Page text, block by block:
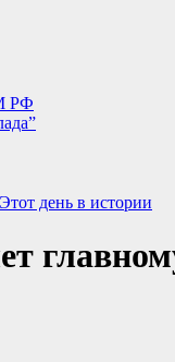
РФ
Этот день в истории